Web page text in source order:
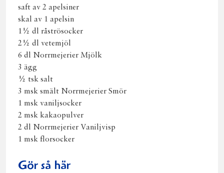
saft av 2 apelsiner
skal av 1 apelsin
1½ dl råströsocker
2½ dl vetemjöl
6 dl Norrmejerier Mjölk
3 ägg
½ tsk salt
3 msk smält Norrmejerier Smör
1 msk vaniljsocker
2 msk kakaopulver
2 dl Norrmejerier Vaniljvisp
1 msk florsocker
Gör så här